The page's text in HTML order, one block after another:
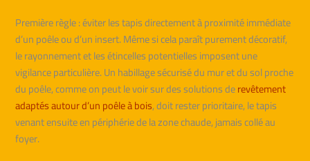
Première règle : éviter les tapis directement à proximité immédiate
d’un poêle ou d’un insert. Même si cela paraît purement décoratif,
le rayonnement et les étincelles potentielles imposent une
vigilance particulière. Un habillage sécurisé du mur et du sol proche
du poêle, comme on peut le voir sur des solutions derevêtement
adaptés autour d’un poêle à bois, doit rester prioritaire, le tapis
venant ensuite en périphérie de la zone chaude, jamais collé au
foyer.